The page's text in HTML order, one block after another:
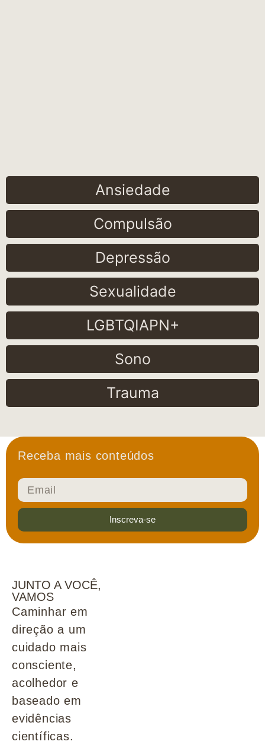
Ansiedade
Compulsão
Depressão
Sexualidade
LGBTQIAPN+
Sono
Trauma
Receba mais conteúdos
Inscreva-se
JUNTO A VOCÊ,
VAMOS
Caminhar em
direção a um
cuidado mais
consciente,
acolhedor e
baseado em
evidências
científicas.